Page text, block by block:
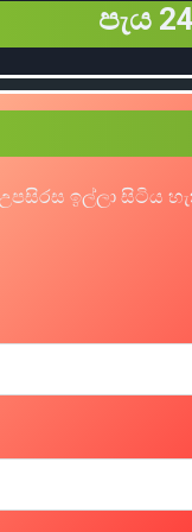
පැය
ඉල්ලා සිටිය